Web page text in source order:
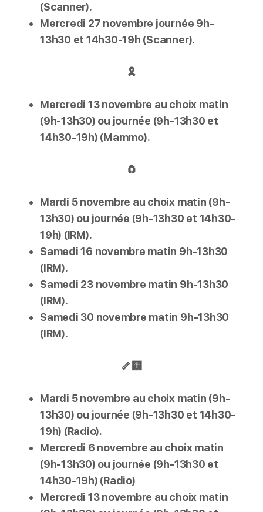
(Scanner).
Mercredi 27 novembre journée 9h-
13h30 et 14h30-19h (Scanner).
🎗️
Mercredi 13 novembre au choix matin
(9h-13h30) ou journée (9h-13h30 et
14h30-19h) (Mammo).
🧲
Mardi 5 novembre au choix matin (9h-
13h30) ou journée (9h-13h30 et 14h30-
19h) (IRM).
Samedi 16 novembre matin 9h-13h30
(IRM).
Samedi 23 novembre matin 9h-13h30
(IRM).
Samedi 30 novembre matin 9h-13h30
(IRM).
🦴🩻
Mardi 5 novembre au choix matin (9h-
13h30) ou journée (9h-13h30 et 14h30-
19h) (Radio).
Mercredi 6 novembre au choix matin
(9h-13h30) ou journée (9h-13h30 et
14h30-19h) (Radio)
Mercredi 13 novembre au choix matin